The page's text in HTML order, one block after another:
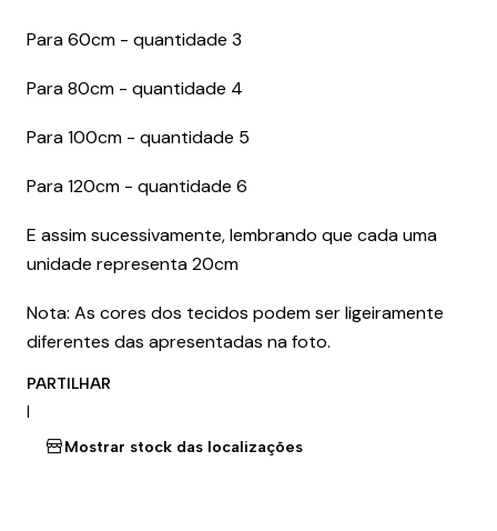
Para 60cm - quantidade 3
Para 80cm - quantidade 4
Para 100cm - quantidade 5
Para 120cm - quantidade 6
E assim sucessivamente, lembrando que cada uma
unidade representa 20cm
Nota: As cores dos tecidos podem ser ligeiramente
diferentes das apresentadas na foto.
PARTILHAR
|
Mostrar stock das localizações